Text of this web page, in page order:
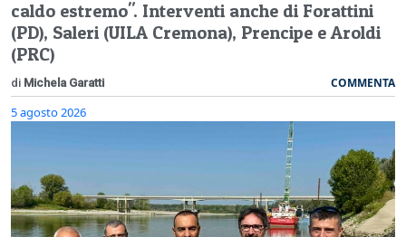
caldo estremo". Interventi anche di Forattini
(PD), Saleri (UILA Cremona), Prencipe e Aroldi
(PRC)
di Michela Garatti COMMENTA
5 agosto 2026